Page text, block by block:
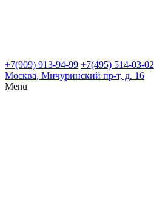
+7(909) 913-94-99 +7(495) 514-03-02
Москва, Мичуринский пр-т, д. 16
Menu